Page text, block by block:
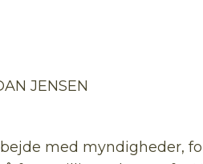
JENSEN
med myndigheder,